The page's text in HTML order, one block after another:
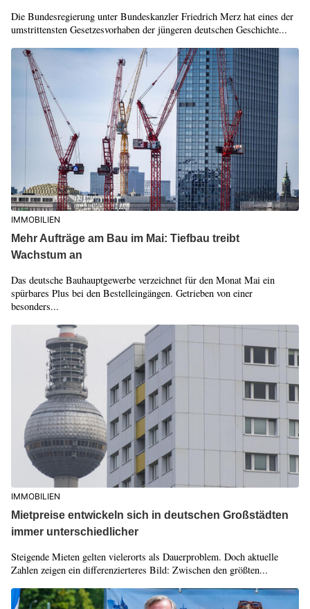
Die Bundesregierung unter Bundeskanzler Friedrich Merz hat eines der
umstrittensten Gesetzesvorhaben der jüngeren deutschen Geschichte...
IMMOBILIEN
Mehr Aufträge am Bau im Mai: Tiefbau treibt
Wachstum an
Das deutsche Bauhauptgewerbe verzeichnet für den Monat Mai ein
spürbares Plus bei den Bestelleingängen. Getrieben von einer
besonders...
IMMOBILIEN
Mietpreise entwickeln sich in deutschen Großstädten
immer unterschiedlicher
Steigende Mieten gelten vielerorts als Dauerproblem. Doch aktuelle
Zahlen zeigen ein differenzierteres Bild: Zwischen den größten...